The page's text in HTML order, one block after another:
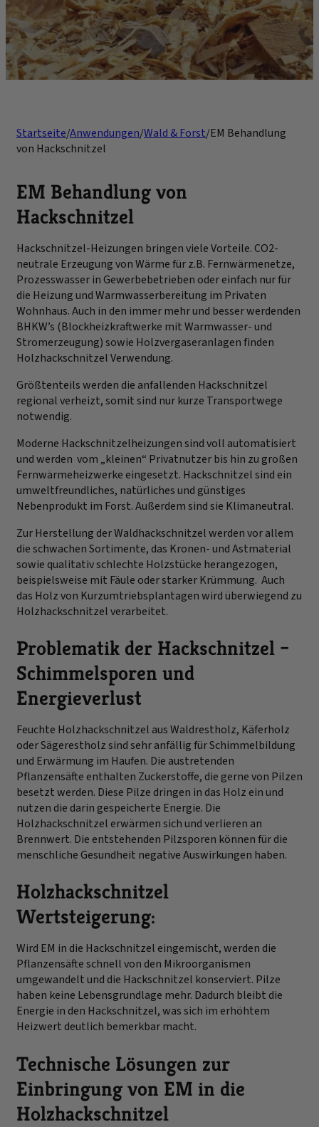
Startseite/Anwendungen/Wald & Forst/EM Behandlung
von Hackschnitzel
EM Behandlung von
Hackschnitzel
Hackschnitzel-Heizungen bringen viele Vorteile. CO2-
neutrale Erzeugung von Wärme für z.B. Fernwärmenetze,
Prozesswasser in Gewerbebetrieben oder einfach nur für
die Heizung und Warmwasserbereitung im Privaten
Wohnhaus. Auch in den immer mehr und besser werdenden
BHKW’s (Blockheizkraftwerke mit Warmwasser- und
Stromerzeugung) sowie Holzvergaseranlagen finden
Holzhackschnitzel Verwendung.
Größtenteils werden die anfallenden Hackschnitzel
regional verheizt, somit sind nur kurze Transportwege
notwendig.
Moderne Hackschnitzelheizungen sind voll automatisiert
und werden vom „kleinen“ Privatnutzer bis hin zu großen
Fernwärmeheizwerke eingesetzt. Hackschnitzel sind ein
umweltfreundliches, natürliches und günstiges
Nebenprodukt im Forst. Außerdem sind sie Klimaneutral.
Zur Herstellung der Waldhackschnitzel werden vor allem
die schwachen Sortimente, das Kronen- und Astmaterial
sowie qualitativ schlechte Holzstücke herangezogen,
beispielsweise mit Fäule oder starker Krümmung. Auch
das Holz von Kurzumtriebsplantagen wird überwiegend zu
Holzhackschnitzel verarbeitet.
Problematik der Hackschnitzel –
Schimmelsporen und
Energieverlust
Feuchte Holzhackschnitzel aus Waldrestholz, Käferholz
oder Sägerestholz sind sehr anfällig für Schimmelbildung
und Erwärmung im Haufen. Die austretenden
Pflanzensäfte enthalten Zuckerstoffe, die gerne von Pilzen
besetzt werden. Diese Pilze dringen in das Holz ein und
nutzen die darin gespeicherte Energie. Die
Holzhackschnitzel erwärmen sich und verlieren an
Brennwert. Die entstehenden Pilzsporen können für die
menschliche Gesundheit negative Auswirkungen haben.
Holzhackschnitzel
Wertsteigerung:
Wird EM in die Hackschnitzel eingemischt, werden die
Pflanzensäfte schnell von den Mikroorganismen
umgewandelt und die Hackschnitzel konserviert. Pilze
haben keine Lebensgrundlage mehr. Dadurch bleibt die
Energie in den Hackschnitzel, was sich im erhöhtem
Heizwert deutlich bemerkbar macht.
Technische Lösungen zur
Einbringung von EM in die
Holzhackschnitzel